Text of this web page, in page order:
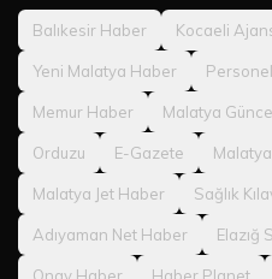
Balıkesir Haber Kocaeli
Yeni Malatya Haber
Memur Haber Malatya
Orduzu E-Gazete
Malatya Jet Haber Sağlık
Adıyaman Net Haber Elazığ
Onay Haber Haber Planet